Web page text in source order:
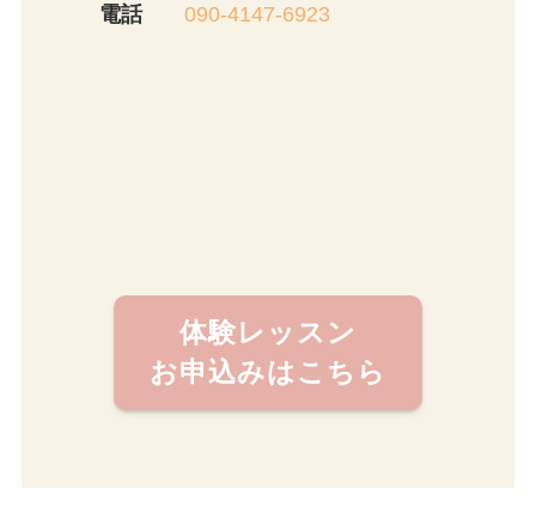
電話
090-4147-6923
体験レッスン
お申込みはこちら